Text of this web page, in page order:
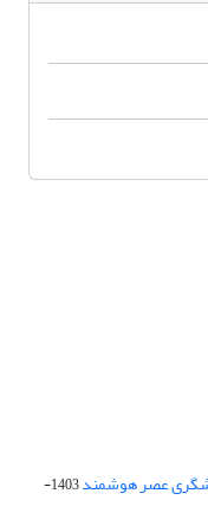
عصر هوشمند
1403-